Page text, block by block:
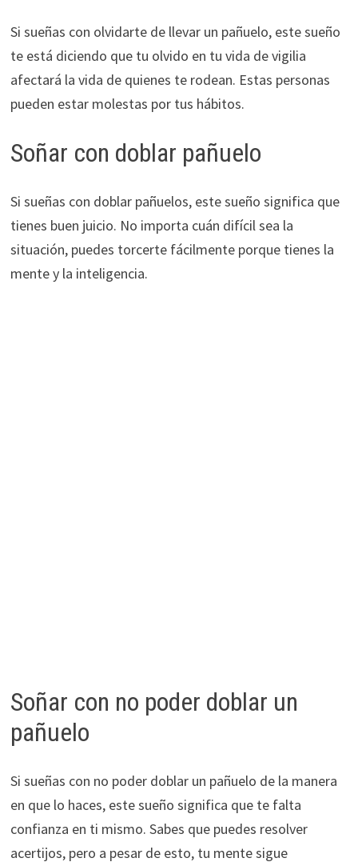
Si sueñas con olvidarte de llevar un pañuelo, este sueño
te está diciendo que tu olvido en tu vida de vigilia
afectará la vida de quienes te rodean. Estas personas
pueden estar molestas por tus hábitos.
Soñar con doblar pañuelo
Si sueñas con doblar pañuelos, este sueño significa que
tienes buen juicio. No importa cuán difícil sea la
situación, puedes torcerte fácilmente porque tienes la
mente y la inteligencia.
Soñar con no poder doblar un
pañuelo
Si sueñas con no poder doblar un pañuelo de la manera
en que lo haces, este sueño significa que te falta
confianza en ti mismo. Sabes que puedes resolver
acertijos, pero a pesar de esto, tu mente sigue